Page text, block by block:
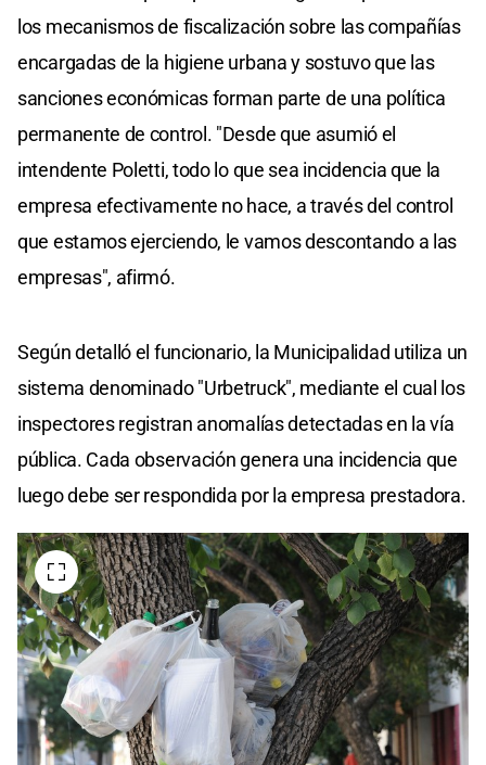
los mecanismos de fiscalización sobre las compañías
encargadas de la higiene urbana y sostuvo que las
sanciones económicas forman parte de una política
permanente de control. "Desde que asumió el
intendente Poletti, todo lo que sea incidencia que la
empresa efectivamente no hace, a través del control
que estamos ejerciendo, le vamos descontando a las
empresas", afirmó.
Según detalló el funcionario, la Municipalidad utiliza un
sistema denominado "Urbetruck", mediante el cual los
inspectores registran anomalías detectadas en la vía
pública. Cada observación genera una incidencia que
luego debe ser respondida por la empresa prestadora.